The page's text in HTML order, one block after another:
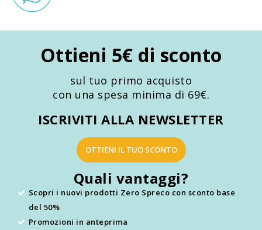
Ottieni 5€ di sconto
sul tuo primo acquisto
con una spesa minima di 69€.
ISCRIVITI ALLA NEWSLETTER
OTTIENI IL TUO SCONTO
Quali vantaggi?
Scopri i nuovi prodotti Zero Spreco con sconto base
del 50%
Promozioni in anteprima